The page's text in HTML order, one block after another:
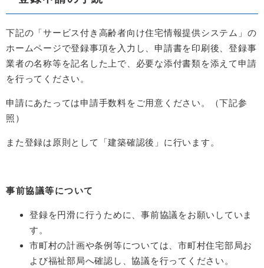
下記の「サービス付き高齢者向け住宅情報提供システム」の
ホームページで登録事項を入力し、申請書を印刷後、登録事
業者の名称等を記名した上で、必要な添付書類を添えて申請
を行ってください。
申請にあたっては申請手数料をご用意ください。（下記参
照）
また登録は原則として「建築確認後」に行います。
事前協議等について
登録を円滑に行うために、事前協議をお願いしていま
す。
市町村の計画や条例等については、市町村住宅部局お
よび福祉部局へ確認し、協議を行ってください。